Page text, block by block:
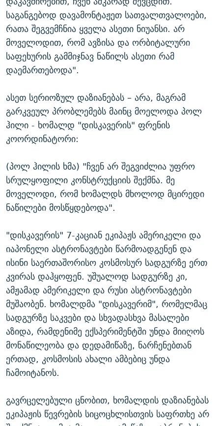
საგანგებოდ დავამონტაჟეთ სათვალთვალოები,
რათა შეგვემჩნია ყველა ასეთი ნიუანსი. არ
მოველოდით, რომ ავზისა და ორბიტალური
საფეხურის გამმიჯნავ ნაწილს ასეთი რამ
დაემართებოდა".
ასეთ სერიოზულ დაზიანებას – არა, მაგრამ
გარკვეულ პრობლემებს მაინც მოელოდა პოლ
ჰილი - ხომალდ "დისკავერის" ფრენის
კოორდინატორი:
(პოლ ჰილის ხმა) "ჩვენ არ შეგვიძლია უფრო
სრულყოფილი კონსტრუქციის შექმნა. მე
მოველოდი, რომ ხომალდს მხოლოდ მცირედი
ნაწილები მოსწყდებოდა".
"დისკავერის" 7-კაციან ეკიპაჟს ამერიკელი და
იაპონელი ასტრონავტები წარმოადგენენ და
ისინი საერთაშორისო კოსმოსურ სადგურზე ერთ
კვირას დაჰყოფენ. უშუალოდ სადგურზე კი,
ამჟამად ამერიკელი და რუსი ასტრონავტები
მუშაობენ. ხომალდმა "დისკავერიმ", რომელმაც
სადგურზე საკვები და სხვადასხვა მასალები
აზიდა, რამდენიმე ექსპერიმენტში უნდა მიიღოს
მონაწილეობა და დედამიწაზე, ნარჩენებთან
ერთად, კოსმოსის ახალი ამბებიც უნდა
ჩამოიტანოს.
გავრცელებული ცნობით, ხომალდის დაზიანებას
ეკიპაჟის წევრების სიცოცხლისთვის საფრთხე არ